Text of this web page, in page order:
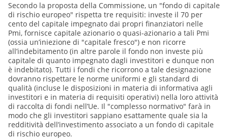
Secondo la proposta della Commissione, un "fondo di capitale
di rischio europeo" rispetta tre requisiti: investe il 70 per
cento del capitale impegnato dai propri finanziatori nelle
Pmi, fornisce capitale azionario o quasi-azionario a tali Pmi
(ossia un’iniezione di "capitale fresco") e non ricorre
all’indebitamento (in altre parole il fondo non investe più
capitale di quanto impegnato dagli investitori e dunque non
è indebitato). Tutti i fondi che ricorrono a tale designazione
dovranno rispettare le norme uniformi e gli standard di
qualità (incluse le disposizioni in materia di informativa agli
investitori e in materia di requisiti operativi) nella loro attività
di raccolta di fondi nell’Ue. Il "complesso normativo" farà in
modo che gli investitori sappiano esattamente quale sia la
redditività dell’investimento associato a un fondo di capitale
di rischio europeo.